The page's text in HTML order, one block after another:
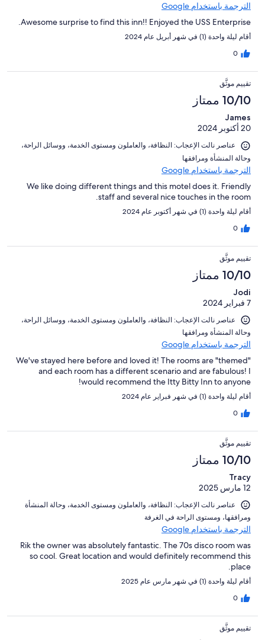
الترجمة باستخدام Google
Awesome surprise to find this inn!! Enjoyed the USS Enterprise.
أقام ليلة واحدة (1) في شهر أبريل عام 2024
0
تقييم موثَّق
10/10 ممتاز
James
20 أكتوبر 2024
عناصر نالت الإعجاب: ⁦النظافة⁩، و⁦العاملون ومستوى الخدمة⁩، و⁦وسائل الراحة⁩،
و⁦حالة المنشأة ومرافقها⁩
الترجمة باستخدام Google
We like doing different things and this motel does it. Friendly
staff and several nice touches in the room.
أقام ليلة واحدة (1) في شهر أكتوبر عام 2024
0
تقييم موثَّق
10/10 ممتاز
Jodi
7 فبراير 2024
عناصر نالت الإعجاب: ⁦النظافة⁩، و⁦العاملون ومستوى الخدمة⁩، و⁦وسائل الراحة⁩،
و⁦حالة المنشأة ومرافقها⁩
الترجمة باستخدام Google
We've stayed here before and loved it! The rooms are "themed"
and each room has a different scenario and are fabulous! I
would recommend the Itty Bitty Inn to anyone!
أقام ليلة واحدة (1) في شهر فبراير عام 2024
0
تقييم موثَّق
10/10 ممتاز
Tracy
12 مارس 2025
عناصر نالت الإعجاب: ⁦النظافة⁩، و⁦العاملون ومستوى الخدمة⁩، و⁦حالة المنشأة
ومرافقها⁩، و⁦مستوى الراحة في الغرفة⁩
الترجمة باستخدام Google
Rik the owner was absolutely fantastic. The 70s disco room was
so cool. Great location and would definitely recommend this
place.
أقام ليلة واحدة (1) في شهر مارس عام 2025
0
تقييم موثَّق